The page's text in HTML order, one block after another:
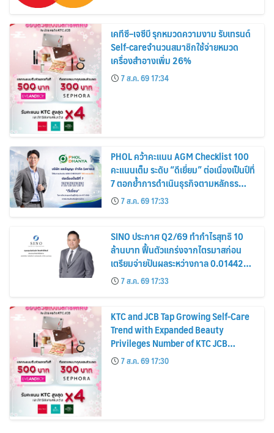
เคทีซี–เจซีบี รุกหมวดความงาม รับเทรนด์
Self-careจำนวนสมาชิกใช้จ่ายหมวด
เครื่องสำอางเพิ่ม 26%
7 ส.ค. 69 17:34
PHOL คว้าคะแนน AGM Checklist 100
คะแนนเต็ม ระดับ “ดีเยี่ยม” ต่อเนื่องเป็นปีที่
7 ตอกย้ำการดำเนินธุรกิจตามหลักธร
รมาภิบาล โปร่งใส สร้างความเชื่อมั่นผู้ถือ
หุ้น
7 ส.ค. 69 17:33
SINO ประกาศ Q2/69 ทำกำไรสุทธิ 10
ล้านบาท ฟื้นตัวแกร่งจากไตรมาสก่อน
เตรียมจ่ายปันผลระหว่างกาล 0.014423
บาทต่อหุ้น ครึ่งปีหลังมุ่งเติบโตต่อเนื่อง
7 ส.ค. 69 17:33
KTC and JCB Tap Growing Self-Care
Trend with Expanded Beauty
Privileges Number of KTC JCB
Cardmembers Spending on
Cosmetics Rises 26%
7 ส.ค. 69 17:30